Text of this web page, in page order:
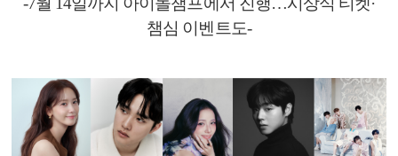
챔심 이벤트도-